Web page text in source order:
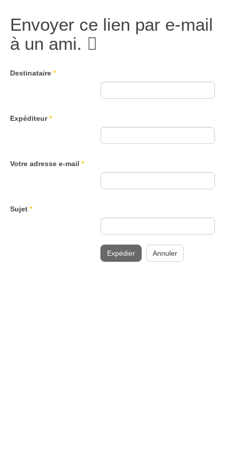
Envoyer ce lien par e-mail
à un ami.
Destinataire *
Expéditeur*
Votre adresse e-mail *
Sujet *
Expédier Annuler